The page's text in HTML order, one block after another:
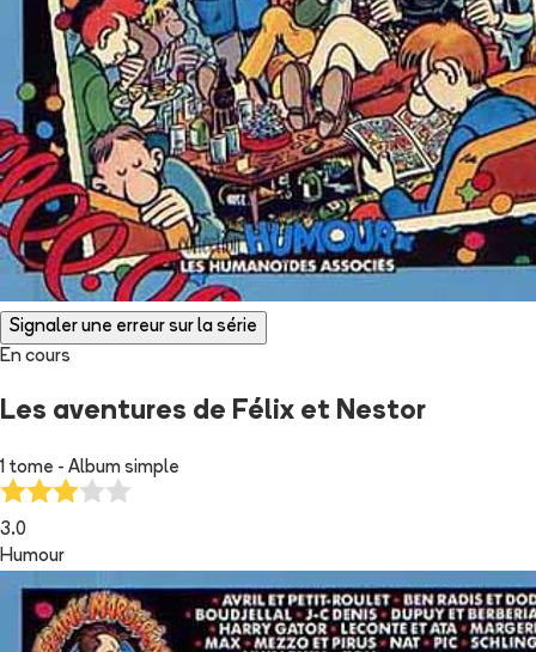
Signaler une erreur sur la série
En cours
Les aventures de Félix et Nestor
1 tome - Album simple
3.0
Humour